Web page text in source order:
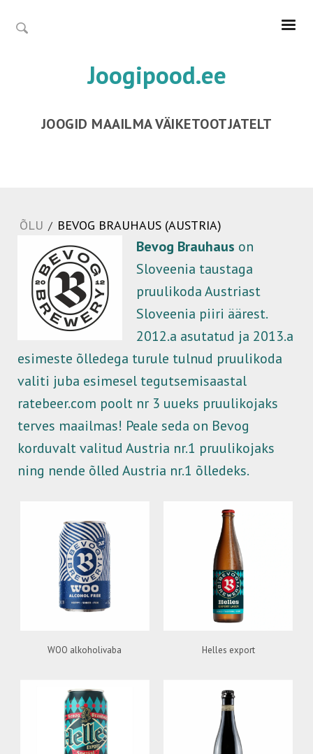
Joogipood.ee
JOOGID MAAILMA VÄIKETOOTJATELT
ÕLU / BEVOG BRAUHAUS (AUSTRIA)
Bevog Brauhaus on
Sloveenia taustaga
pruulikoda Austriast
Sloveenia piiri äärest.
2012.a asutatud ja 2013.a
esimeste õlledega turule tulnud pruulikoda
valiti juba esimesel tegutsemisaastal
ratebeer.com poolt nr 3 uueks pruulikojaks
terves maailmas! Peale seda on Bevog
korduvalt valitud Austria nr.1 pruulikojaks
ning nende õlled Austria nr.1 õlledeks.
WOO alkoholivaba Helles export